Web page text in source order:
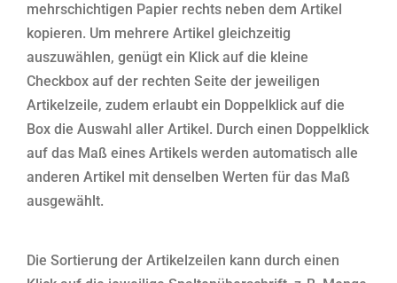
mehrschichtigen Papier rechts neben dem Artikel
kopieren. Um mehrere Artikel gleichzeitig
auszuwählen, genügt ein Klick auf die kleine
Checkbox auf der rechten Seite der jeweiligen
Artikelzeile, zudem erlaubt ein Doppelklick auf die
Box die Auswahl aller Artikel. Durch einen Doppelklick
auf das Maß eines Artikels werden automatisch alle
anderen Artikel mit denselben Werten für das Maß
ausgewählt.
Die Sortierung der Artikelzeilen kann durch einen